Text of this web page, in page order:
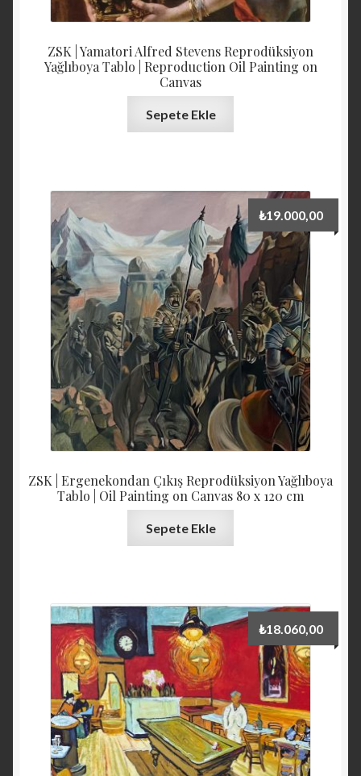
ZSK | Yamatori Alfred Stevens Reprodüksiyon
Yağlıboya Tablo | Reproduction Oil Painting on
Canvas
Sepete Ekle
ZSK | Ergenekondan Çıkış Reprodüksiyon Yağlıboya
Tablo | Oil Painting on Canvas 80 x 120 cm
₺19.000,00
Sepete Ekle
₺18.060,00